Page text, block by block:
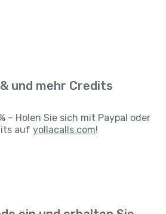
und mehr Credits
– Holen Sie sich mit Paypal oder
auf yollacalls.com!